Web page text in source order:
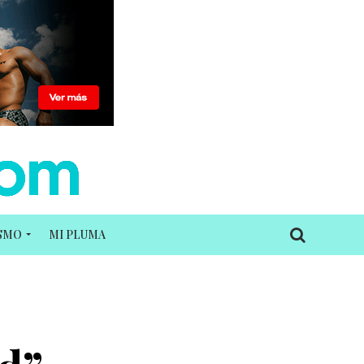
MI PLUMA